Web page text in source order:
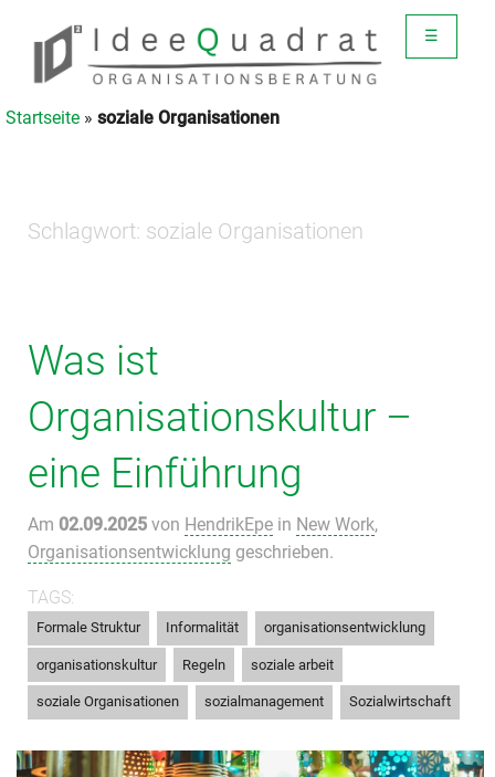
☰
Startseite » soziale Organisationen
Schlagwort: soziale Organisationen
Was ist
Organisationskultur –
eine Einführung
Am 02.09.2025 von HendrikEpe in New Work,
Organisationsentwicklung geschrieben.
TAGS:
Formale Struktur Informalität organisationsentwicklung
organisationskultur Regeln soziale arbeit
soziale Organisationen sozialmanagement Sozialwirtschaft